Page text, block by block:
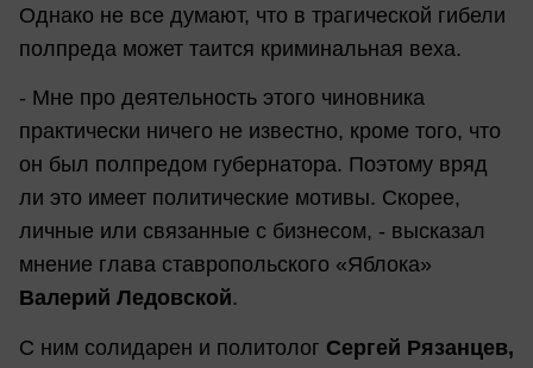
Однако не все думают, что в трагической гибели
полпреда может таится криминальная веха.
- Мне про деятельность этого чиновника
практически ничего не известно, кроме того, что
он был полпредом губернатора. Поэтому вряд
ли это имеет политические мотивы. Скорее,
личные или связанные с бизнесом, - высказал
мнение глава ставропольского «Яблока»
Валерий Ледовской.
С ним солидарен и политолог Сергей Рязанцев,